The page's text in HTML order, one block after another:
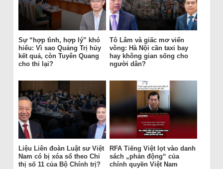
Sự “hợp tình, hợp lý” khó
hiểu: Vì sao Quảng Trị hủy
kết quả, còn Tuyên Quang
cho thi lại?
Tô Lâm và giấc mơ viển
vông: Hà Nội cần taxi bay
hay không gian sống cho
người dân?
Liệu Liên đoàn Luật sư Việt
Nam có bị xóa sổ theo Chỉ
thị số 11 của Bộ Chính trị?
RFA Tiếng Việt lọt vào danh
sách „phản động“ của
chính quyền Việt Nam